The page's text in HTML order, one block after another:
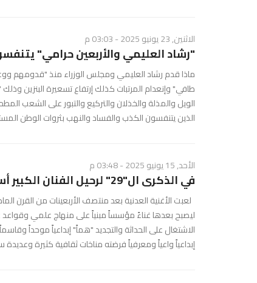
الاثنين, 23 يونيو 2025 - 03:03 م
"رشاد العليمي والأربعين حرامي"
طافي" وإنعدام المرتبات كذلك إرتفاع تسعيرة البنزين
الويل والمذلة والخذلان والتركيع والتبور على الشعب
الذين يتنفسون الكذب والفساد والنهب بثروات الوطن
الأحد, 15 يونيو 2025 - 03:48 م
في الذكرى ال"29" لرحيل الفنان الكبير أسكندر ثابت ..
لعبت الأغنية العدنية بعد منتصف الأربعينات من القرن
ليصبح بعدها غناءً مؤسساً مبنياً على منهاج علمي
الاشتغال على الحداثة والتجديد "هماً" إبداعياً موحداً
إبداعياً واعياً ومعرفياً فرضته مناخات ثقافية كثيرة